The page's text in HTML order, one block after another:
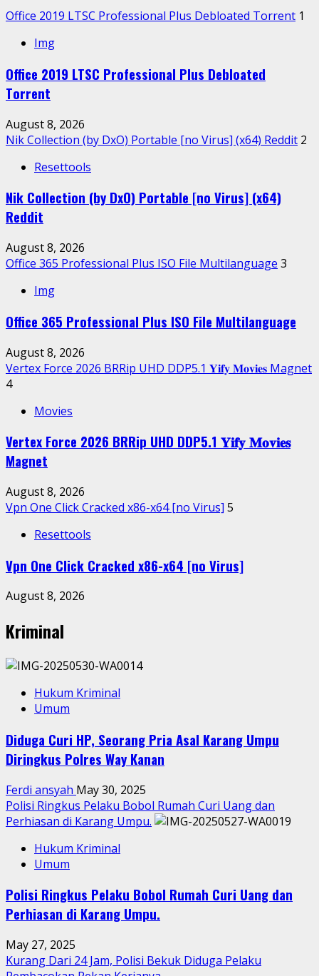
Office 2019 LTSC Professional Plus Debloated Tоrrеnt 1
Img
Office 2019 LTSC Professional Plus Debloated
Tоrrеnt
August 8, 2026
Nik Collection (by DxO) Portable [no Virus] (x64) Reddit 2
Resettools
Nik Collection (by DxO) Portable [no Virus] (x64)
Reddit
August 8, 2026
Office 365 Professional Plus ISO File Multilanguage 3
Img
Office 365 Professional Plus ISO File Multilanguage
August 8, 2026
Vertex Force 2026 BRRip UHD DDP5.1 𝐘𝐢𝐟𝐲 𝐌𝐨𝐯𝐢𝐞𝐬 Magnet
4
Movies
Vertex Force 2026 BRRip UHD DDP5.1 𝐘𝐢𝐟𝐲 𝐌𝐨𝐯𝐢𝐞𝐬
Magnet
August 8, 2026
Vpn One Click Cracked x86-x64 [no Virus] 5
Resettools
Vpn One Click Cracked x86-x64 [no Virus]
August 8, 2026
Kriminal
Hukum Kriminal
Umum
Diduga Curi HP, Seorang Pria Asal Karang Umpu
Diringkus Polres Way Kanan
Ferdi ansyah May 30, 2025
Polisi Ringkus Pelaku Bobol Rumah Curi Uang dan
Perhiasan di Karang Umpu.
Hukum Kriminal
Umum
Polisi Ringkus Pelaku Bobol Rumah Curi Uang dan
Perhiasan di Karang Umpu.
May 27, 2025
Kurang Dari 24 Jam, Polisi Bekuk Diduga Pelaku